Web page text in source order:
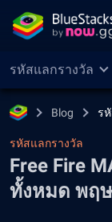
รหัสแลกรางวัล
Blog ร
รหัสแลกรางวัล
Free Fire
ทั้งหมด พฤ